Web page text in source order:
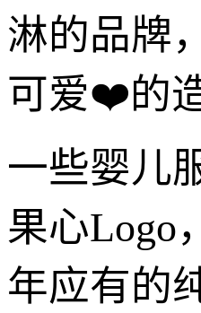
淋的品牌
可爱❤️的
一些婴儿
果心Logo
年应有的